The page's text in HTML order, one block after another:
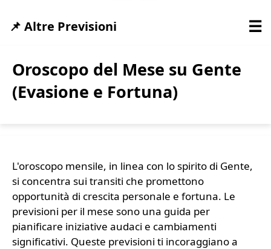
Oroscopo del Mese su Gente
(Evasione e Fortuna)
L'oroscopo mensile, in linea con lo spirito di Gente,
si concentra sui transiti che promettono
opportunità di crescita personale e fortuna. Le
previsioni per il mese sono una guida per
pianificare iniziative audaci e cambiamenti
significativi. Queste previsioni ti incoraggiano a
📌 Altre Previsioni ☰